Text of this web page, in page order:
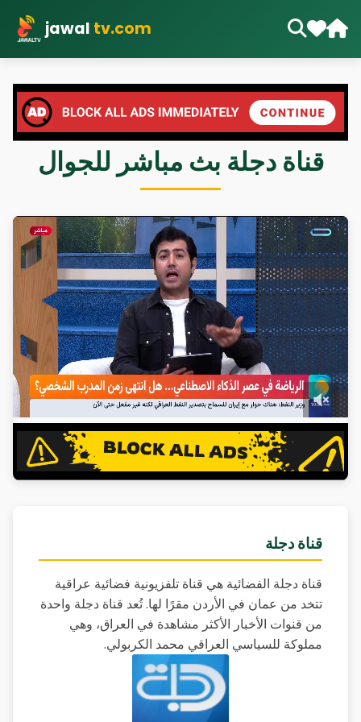
jawal tv.com
قناة دجلة بث مباشر للجوال
قناة دجلة
قناة دجلة الفضائية هي قناة تلفزيونية فضائية عراقية
تتخد من عمان في الأردن مقرًا لها. تُعد قناة دجلة واحدة
من قنوات الأخبار الأكثر مشاهدة في العراق، وهي
مملوكة للسياسي العراقي محمد الكربولي.